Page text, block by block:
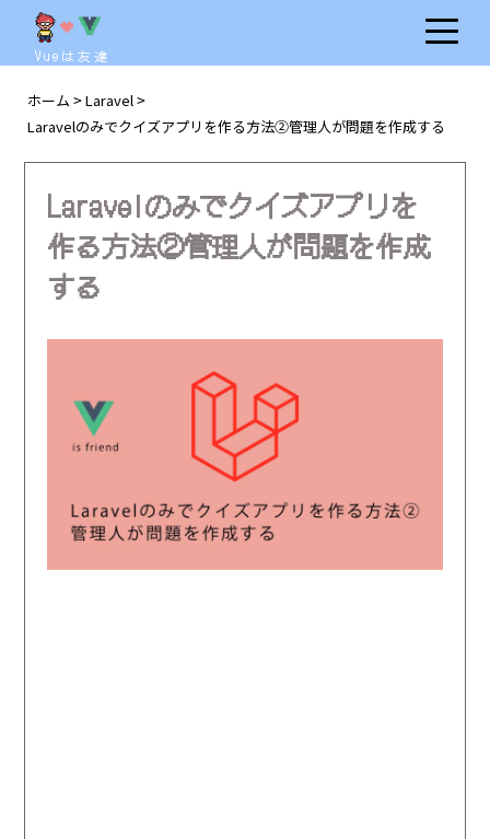
Vueは友達
ホーム > Laravel >
Laravelのみでクイズアプリを作る方法②管理人が問題を作成する
Laravelのみでクイズアプリを
作る方法②管理人が問題を作成
する